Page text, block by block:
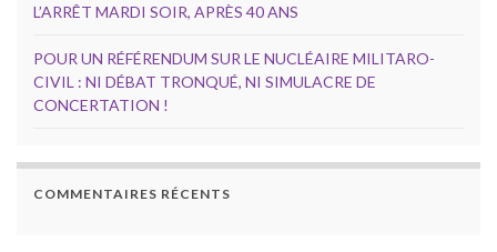
L’ARRÊT MARDI SOIR, APRÈS 40 ANS
POUR UN RÉFÉRENDUM SUR LE NUCLÉAIRE MILITARO-
CIVIL : NI DÉBAT TRONQUÉ, NI SIMULACRE DE
CONCERTATION !
COMMENTAIRES RÉCENTS